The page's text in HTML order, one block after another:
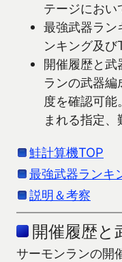
テージにおい
最強武器ラン
ンキング及び
開催履歴と
ランの武器
度を確認可
まれる指定、
鮭計算機TOP
最強武器ランキ
説明＆考察
開催履歴と
サーモンランの開